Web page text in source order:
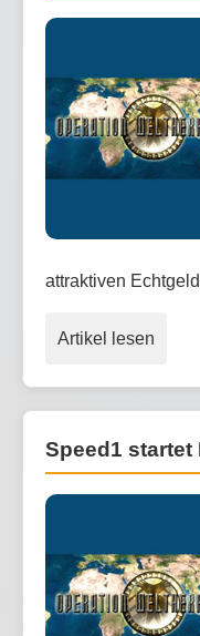
attraktiven
Artikel lesen
Speed1 startet